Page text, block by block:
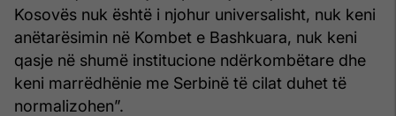
Kosovës nuk është i njohur universalisht, nuk keni
anëtarësimin në Kombet e Bashkuara, nuk keni
qasje në shumë institucione ndërkombëtare dhe
keni marrëdhënie me Serbinë të cilat duhet të
normalizohen”.